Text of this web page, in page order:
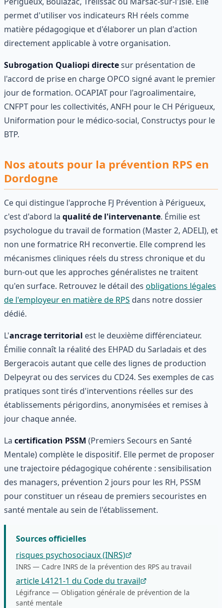
permet d'utiliser vos indicateurs RH réels comme
matière pédagogique et d'élaborer un plan d'action
directement applicable à votre organisation.
Subrogation Qualiopi directesur présentation de
l'accord de prise en charge OPCO signé avant le premier
jour de formation. OCAPIAT pour l'agroalimentaire,
CNFPT pour les collectivités, ANFH pour le CH Périgueux,
Uniformation pour le médico-social, Constructys pour le
BTP.
Nos atouts pour la prévention RPS en
Dordogne
Ce qui distingue l'approche FJ Prévention à Périgueux,
c'est d'abord la qualité de l'intervenante. Émilie est
psychologue du travail de formation (Master 2, ADELI), et
non une formatrice RH reconvertie. Elle comprend les
mécanismes cliniques réels du stress chronique et du
burn-out que les approches généralistes ne traitent
qu'en surface. Retrouvez le détail des obligations légales
de l'employeur en matière de RPS dans notre dossier
dédié.
L'ancrage territorial est le deuxième différenciateur.
Émilie connaît la réalité des EHPAD du Sarladais et des
Bergeracois autant que celle des lignes de production
Delpeyrat ou des services du CD24. Ses exemples de cas
pratiques sont tirés d'interventions réelles sur des
établissements périgordins, anonymisées et remises à
jour chaque année.
La certification PSSM (Premiers Secours en Santé
Mentale) complète le dispositif. Elle permet de proposer
une trajectoire pédagogique cohérente : sensibilisation
des managers, prévention 2 jours pour les RH, PSSM
pour constituer un réseau de premiers secouristes en
santé mentale au sein de l'établissement.
Sources officielles
risques psychosociaux (INRS)
INRS — Cadre INRS de la prévention des RPS au travail
article L4121-1 du Code du travail
Légifrance — Obligation générale de prévention de la
santé mentale